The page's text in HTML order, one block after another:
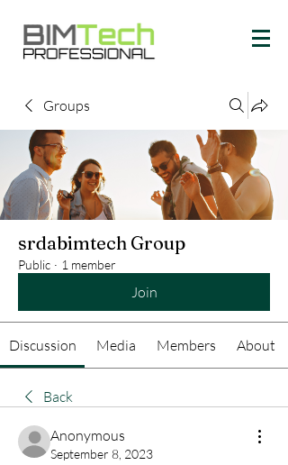
Groups
srdabimtech Group
Public · 1 member
Join
Discussion Media Members About
Back
Anonymous
September 8, 2023